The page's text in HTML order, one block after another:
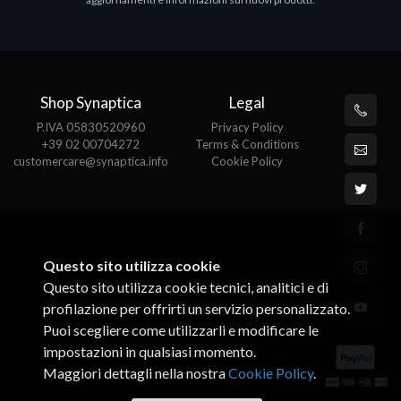
Shop Synaptica
P.IVA 05830520960
+39 02 00704272
customercare@synaptica.info
Legal
Privacy Policy
Terms & Conditions
Cookie Policy
Questo sito utilizza cookie
Questo sito utilizza cookie tecnici, analitici e di
profilazione per offrirti un servizio personalizzato.
Puoi scegliere come utilizzarli e modificare le
impostazioni in qualsiasi momento.
Maggiori dettagli nella nostraCookie Policy.